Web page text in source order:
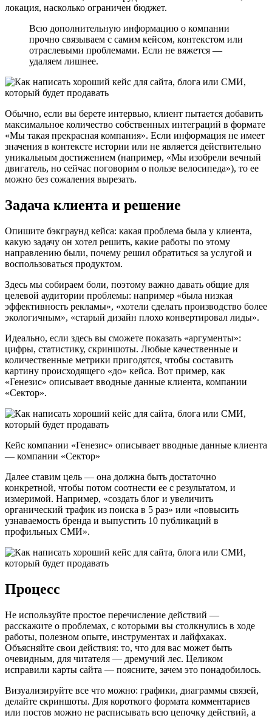
локация, насколько ограничен бюджет.
Всю дополнительную информацию о компании
прочно связываем с самим кейсом, контекстом или
отраслевыми проблемами. Если не вяжется —
удаляем лишнее.
Обычно, если вы берете интервью, клиент пытается добавить
максимальное количество собственных интеграций в формате
«Мы такая прекрасная компания». Если информация не имеет
значения в контексте истории или не является действительно
уникальным достижением (например, «Мы изобрели вечный
двигатель, но сейчас поговорим о пользе велосипеда»), то ее
можно без сожаления вырезать.
Задача клиента и решение
Опишите бэкграунд кейса: какая проблема была у клиента,
какую задачу он хотел решить, какие работы по этому
направлению были, почему решил обратиться за услугой и
воспользоваться продуктом.
Здесь мы собираем боли, поэтому важно давать общие для
целевой аудитории проблемы: например «была низкая
эффективность рекламы», «хотели сделать производство более
экологичным», «старый дизайн плохо конвертировал лиды».
Идеально, если здесь вы сможете показать «аргументы»:
цифры, статистику, скриншоты. Любые качественные и
количественные метрики пригодятся, чтобы составить
картину происходящего «до» кейса. Вот пример, как
«Генезис» описывает вводные данные клиента, компании
«Сектор».
Кейс компании «Генезис» описывает вводные данные клиента
— компании «Сектор»
Далее ставим цель — она должна быть достаточно
конкретной, чтобы потом соотнести ее с результатом, и
измеримой. Например, «создать блог и увеличить
органический трафик из поиска в 5 раз» или «повысить
узнаваемость бренда и выпустить 10 публикаций в
профильных СМИ».
Процесс
Не используйте простое перечисление действий —
расскажите о проблемах, с которыми вы столкнулись в ходе
работы, полезном опыте, инструментах и лайфхаках.
Объясняйте свои действия: то, что для вас может быть
очевидным, для читателя — дремучий лес. Целиком
исправили карты сайта — поясните, зачем это понадобилось.
Визуализируйте все что можно: графики, диаграммы связей,
делайте скриншоты. Для короткого формата комментариев
или постов можно не расписывать всю цепочку действий, а